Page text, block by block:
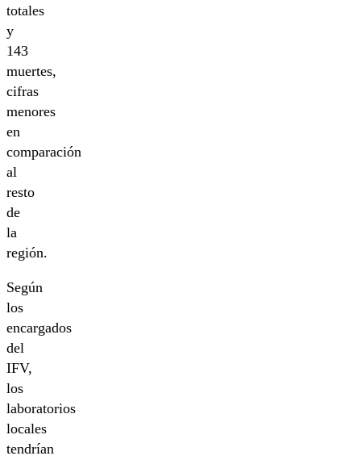
totales
y
143
muertes,
cifras
menores
en
comparación
al
resto
de
la
región.
Según
los
encargados
del
IFV,
los
laboratorios
locales
tendrían